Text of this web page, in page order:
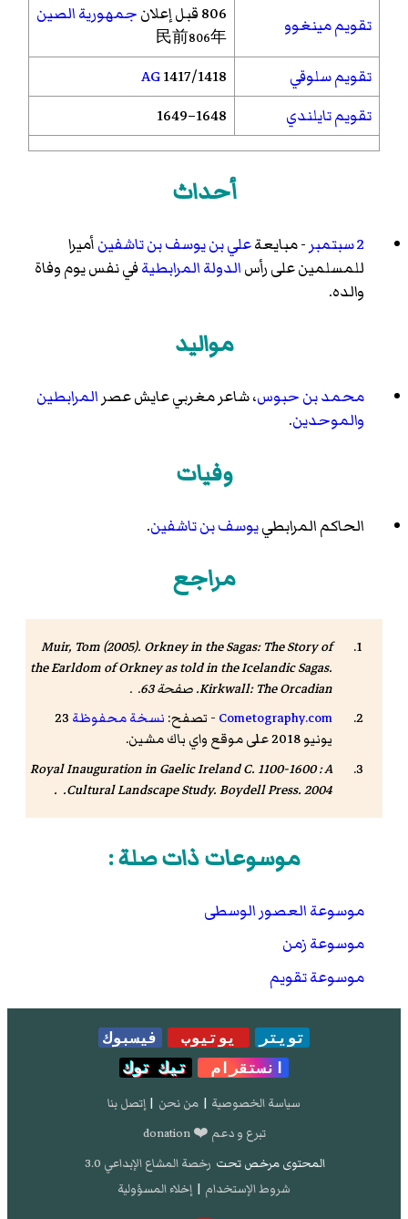
تقويم مينغوو 806 قبل إعلان جمهورية الصين
民前806年
تقويم سلوقي 1417/1418
AG
تقويم تايلندي
1648–1649
أحداث
2 سبتمبر - مبايعةعلي بن يوسف بن تاشفينأميرا
للمسلمين على رأسالدولة المرابطيةفي نفس يوم وفاة
والده.
مواليد
محمد بن حبوس، شاعر مغربي عايش عصرالمرابطين
والموحدين.
وفيات
الحاكم المرابطييوسف بن تاشفين.
مراجع
Muir, Tom (2005). Orkney in the Sagas: The Story of
the Earldom of Orkney as told in the Icelandic Sagas.
Kirkwall: The Orcadian. صفحة 63. .
Cometography.com - تصفح: نسخة محفوظة 23
يونيو 2018 على موقع واي باك مشين.
Royal Inauguration in Gaelic Ireland C. 1100-1600 : A
Cultural Landscape Study. Boydell Press. 2004. .
موسوعات ذات صلة :
موسوعة العصور الوسطى
موسوعة زمن
موسوعة تقويم
تويتر يوتيوب
فيسبوك
انستقرام
تيك توك
سياسة الخصوصية | من نحن | إتصل بنا
تبرع و دعم ❤️ donation
المحتوى مرخص تحت رخصة المشاع الإبداعي 3.0
شروط الإستخدام | إخلاء المسؤولية